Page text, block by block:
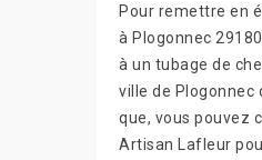
Pour remettre en
à Plogonnec
à un tubage de
ville de Plogonnec
que, vous pouvez
Artisan Lafleur